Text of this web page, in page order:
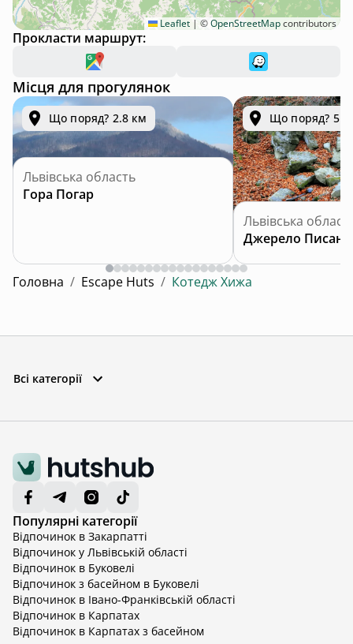
Leaflet | ©OpenStreetMapcontributors
Прокласти маршрут:
Місця для прогулянок
Що поряд? 2.8 км
Львівська область
Гора Погар
Що поряд? 5.3
Львівська
Джерело
Головна / Escape Huts / Котедж Хижа
Всі категорії
Популярні категорії
Відпочинок в Закарпатті
Відпочинок у Львівській області
Відпочинок в Буковелі
Відпочинок з басейном в Буковелі
Відпочинок в Івано-Франківській області
Відпочинок в Карпатах
Відпочинок в Карпатах з басейном